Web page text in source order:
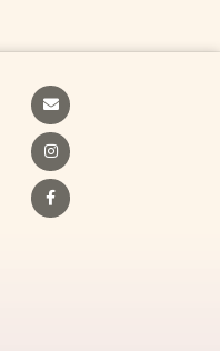
Envelope
Instagram
Facebook-
f